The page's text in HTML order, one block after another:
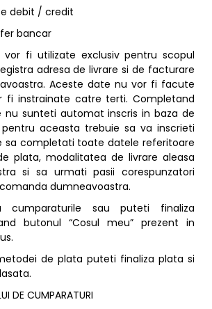
debit / credit
bancar
vor fi utilizate exclusiv pentru scopul
adresa de livrare si de facturare
Aceste date nu vor fi facute
fi instrainate catre terti. Completand
nu sunteti automat inscris in baza de
aceasta trebuie sa va inscrieti
sa completati toate datele referitoare
plata, modalitatea de livrare aleasa
si sa urmati pasii corespunzatori
dumneavoastra.
cumparaturile sau puteti finaliza
butonul “Cosul meu” prezent in
de plata puteti finaliza plata si
DE CUMPARATURI